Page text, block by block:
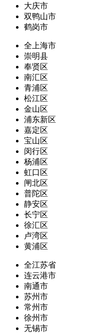
大庆市
双鸭山市
鹤岗市
全上海市
崇明县
奉贤区
南汇区
青浦区
松江区
金山区
浦东新区
嘉定区
宝山区
闵行区
杨浦区
虹口区
闸北区
普陀区
静安区
长宁区
徐汇区
卢湾区
黄浦区
全江苏省
连云港市
南通市
苏州市
常州市
徐州市
无锡市